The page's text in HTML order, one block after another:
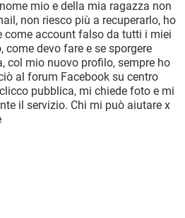
mio e della mia ragazza non
non riesco più a recuperarlo, ho
come account falso da tutti i miei
come devo fare e se sporgere
col mio nuovo profilo, sempre ho
al forum Facebook su centro
pubblica, mi chiede foto e mi
il servizio. Chi mi può aiutare x